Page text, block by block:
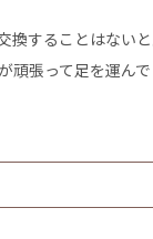
換することはない
頑張って足を運んで